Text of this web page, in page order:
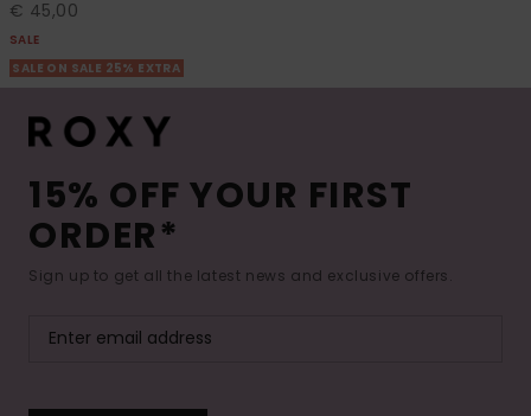
€ 45,00
SALE
SALE ON SALE 25% EXTRA
15% OFF YOUR FIRST
ORDER*
Sign up to get all the latest news and exclusive offers.